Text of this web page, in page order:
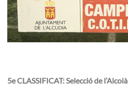
5e CLASSIFICAT: Selecció de l’Alcoià